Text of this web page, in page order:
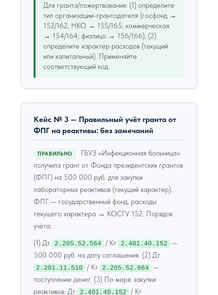
Для гранта/пожертвования: (1) определите
тип организации-грантодателя (госфонд →
152/162; НКО → 155/165; коммерческая
→ 154/164; физлицо → 156/166); (2)
определите характер расходов (текущий
или капитальный). Применяйте
соответствующий код.
Кейс № 3 — Правильный учёт гранта от
ФПГ на реактивы: без замечаний
ПРАВИЛЬНО
ГБУЗ «Инфекционная больница»
получила грант от Фонда президентских грантов
(ФПГ) на 500 000 руб. для закупки
лабораторных реактивов (текущий характер).
ФПГ — государственный фонд, расходы
текущего характера → КОСГУ 152. Порядок
учёта:
(1) Дт
2.205.52.564 / Кт 2.401.40.152
—
500 000 руб. на дату соглашения. (2) Дт
2.201.11.510 / Кт 2.205.52.664
—
поступление денег. (3) По мере закупки
реактивов: Дт
2.401.40.152 / Кт